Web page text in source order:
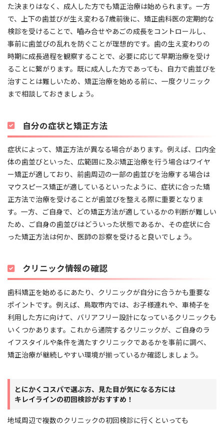
えます。
また、症例によっては大きな移動を行う矯正治
療にも適応
できます。
た決まりはなく、成人した方でも矯正治療は始められます。一方
で、上下の歯並びが生え変わる7歳前後に、矯正歯科医の定期的な
検診を受けることで、嚙み合せやあごの成長をコントロールし、
事前に歯並びの乱れを防ぐことが理想的です。歯の生え変わりの
時期に成長過程を観察することで、必要に応じて早期治療を受け
ることに繋がります。既に成人した方であっても、自力で歯並びを
治すことは難しいため、矯正治療を始める前に、一度クリニック
まで相談しておきましょう。
自分の症状と矯正方法
症状によって、矯正方法が異なる場合があります。例えば、口内全
体の歯並びといった、広範囲に及ぶ矯正治療を行う場合はワイヤ
ー矯正が適しており、前歯周辺の一部の歯並びを治療する場合は
マウスピース矯正が適しているといったように、症状に合った矯
正方法で治療を受けることが歯並びを整える際に重要となりま
す。一方、ご自身で、どの矯正方法が適しているかの判断が難しい
ため、ご自身の歯並びはどういった状態であるか、その症状に合
った矯正方法は何か、医師の診察を受けると良いでしょう。
クリニック情報の確認
歯科矯正を始めるにあたり、クリニックが自分に合うかも重要な
ポイントです。例えば、鳥取市内では、お子様連れや、車椅子を
利用した方に向けて、バリアフリー設計になっているクリニックも
いくつかあります。これから通院するクリニックが、ご自身のラ
イフスタイルや条件を満たすクリニックであるかを事前に調べ、
矯正治療が継続しやすい環境が揃っているか確認しましょう。
とにかくコスパで選ぶ方、見た目が気になる方には
キレイラインの初回検診がおすすめ！
地域周辺で複数のクリニックの初回検診に行くといっても